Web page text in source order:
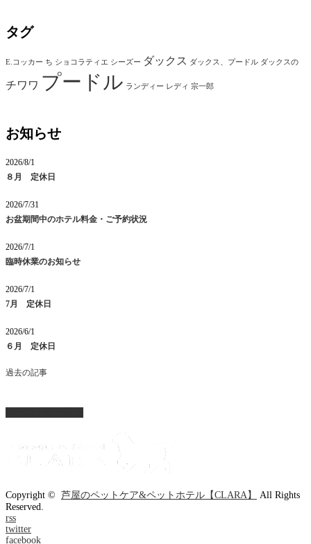
タグ
E.コッカー ち ショコラティエ シーズー ダックス ダックス、プードル ダックスの
チワワ プードル ランディー レディ 宗一郎
お知らせ
2026/8/1
８月 定休日
2026/7/31
お盆期間中のホテル料金・ご予約状況
2026/7/1
臨時休業のお知らせ
2026/7/1
7月 定休日
2026/6/1
６月 定休日
過去の記事
Copyright © 芦屋のペットケア&ペットホテル【CLARA】
All Rights
Reserved.
rss
twitter
facebook